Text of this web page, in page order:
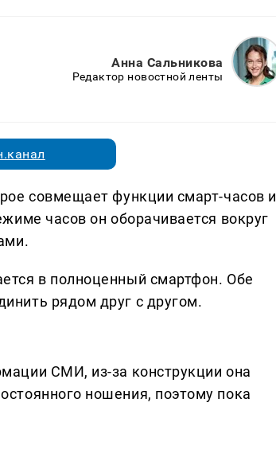
Анна Сальникова
Редактор новостной ленты
совмещает функции смарт-часов и
часов он оборачивается вокруг
в полноценный смартфон. Обе
рядом друг с другом.
СМИ, из-за конструкции она
ношения, поэтому пока